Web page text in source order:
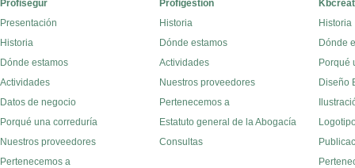
Profisegur Profigestión
Presentación
Historia
Dónde estamos
Actividades
Datos de negocio
Porqué una correduría
Nuestros proveedores
Pertenecemos a
Historia
Dónde estamos
Actividades
Nuestros proveedores
Pertenecemos a
Estatuto general de la Abogacía
Consultas
Historia
Dónde
Porqué
Diseño